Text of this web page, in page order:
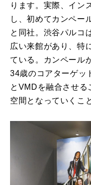
ります。実際、イン
し、初めてカンペー
と同社。渋谷パルコ
広い来館があり、特
ている。カンペール
34歳のコアターゲッ
とVMDを融合させる
空間となっていくこ